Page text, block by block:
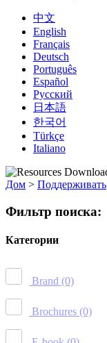
中文
English
Français
Deutsch
Português
Español
Русский
日本語
한국어
Türkçe
Italiano
Дом > Поддерживать
Фильтр поиска:
Категории
Brand (0)
Brochures (0)